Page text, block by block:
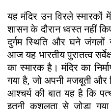
यह मंदिर उन विरले स्मारकों में
शासन के दौरान ध्वस्त नहीं
दुर्गम स्थिति और घने जंगलों
आज यह भारतीय पुरातत्व
का स्मारक है। मंदिर का
गया है, जो अपनी मजबूती और
आश्चर्य की बात यह है कि
इतनी कुशलता से जोड़ा